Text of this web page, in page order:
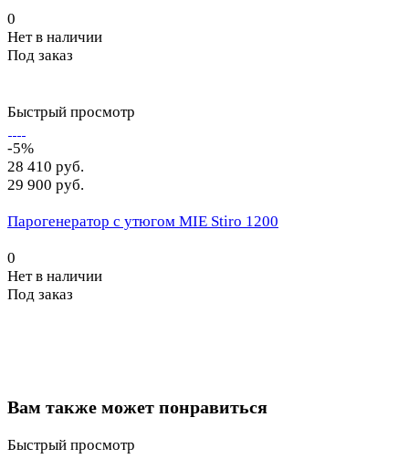
0
Нет в наличии
Под заказ
Быстрый просмотр
-5%
28 410 руб.
29 900 руб.
Парогенератор с утюгом MIE Stiro 1200
0
Нет в наличии
Под заказ
Вам также может понравиться
Быстрый просмотр